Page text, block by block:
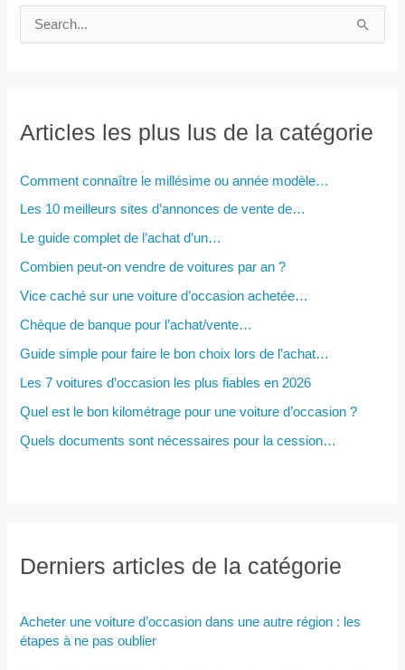
e
e
c
h
Articles les plus lus de la catégorie
Comment connaître le millésime ou année modèle…
Les 10 meilleurs sites d’annonces de vente de…
Le guide complet de l’achat d’un…
Combien peut-on vendre de voitures par an ?
Vice caché sur une voiture d’occasion achetée…
Chèque de banque pour l’achat/vente…
Guide simple pour faire le bon choix lors de l’achat…
Les 7 voitures d’occasion les plus fiables en 2026
Quel est le bon kilométrage pour une voiture d’occasion ?
Quels documents sont nécessaires pour la cession…
Derniers articles de la catégorie
Acheter une voiture d’occasion dans une autre région : les
étapes à ne pas oublier